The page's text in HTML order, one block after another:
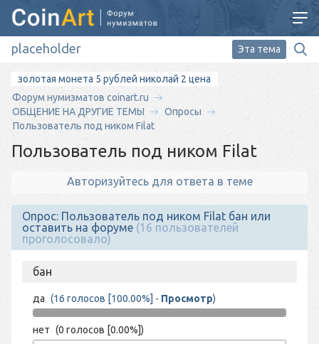
Эта тема
золотая монета 5 рублей николай 2 цена
Форум нумизматов coinart.ru
ОБЩЕНИЕ НА ДРУГИЕ ТЕМЫ
Опросы
Пользователь под ником Filat
Пользователь под ником Filat
Авторизуйтесь для ответа в теме
Опрос: Пользователь под ником Filat бан или
оставить на форуме (16 пользователей
проголосовало)
бан
да (16 голосов [100.00%] - Просмотр)
нет (0 голосов [0.00%])